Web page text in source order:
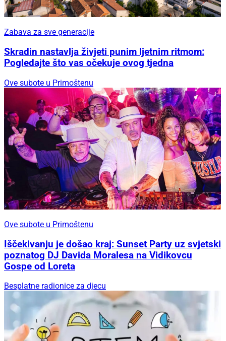
Zabava za sve generacije
Skradin nastavlja živjeti punim ljetnim ritmom:
Pogledajte što vas očekuje ovog tjedna
Ove subote u Primoštenu
Ove subote u Primoštenu
Iščekivanju je došao kraj: Sunset Party uz svjetski
poznatog DJ Davida Moralesa na Vidikovcu
Gospe od Loreta
Besplatne radionice za djecu